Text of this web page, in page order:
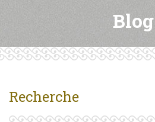
Blog
Recherche